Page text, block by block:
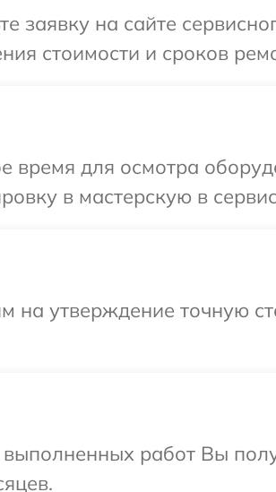
заявку на сайте
стоимости и сроков
для осмотра
в мастерскую в
на утверждение точную
работ Вы